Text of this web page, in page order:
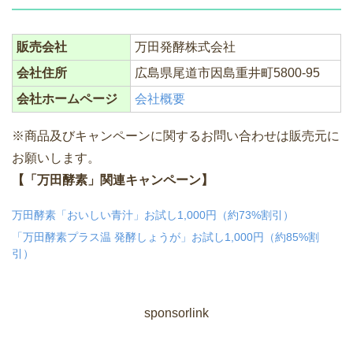
販売会社
万田発酵株式会社
会社住所
広島県尾道市因島重井町5800-95
会社ホームページ
会社概要
※商品及びキャンペーンに関するお問い合わせは販売元に
お願いします。
【「万田酵素」関連キャンペーン】
万田酵素「おいしい青汁」お試し1,000円（約73%割引）
「万田酵素プラス温 発酵しょうが」お試し1,000円（約85%割
引）
sponsorlink